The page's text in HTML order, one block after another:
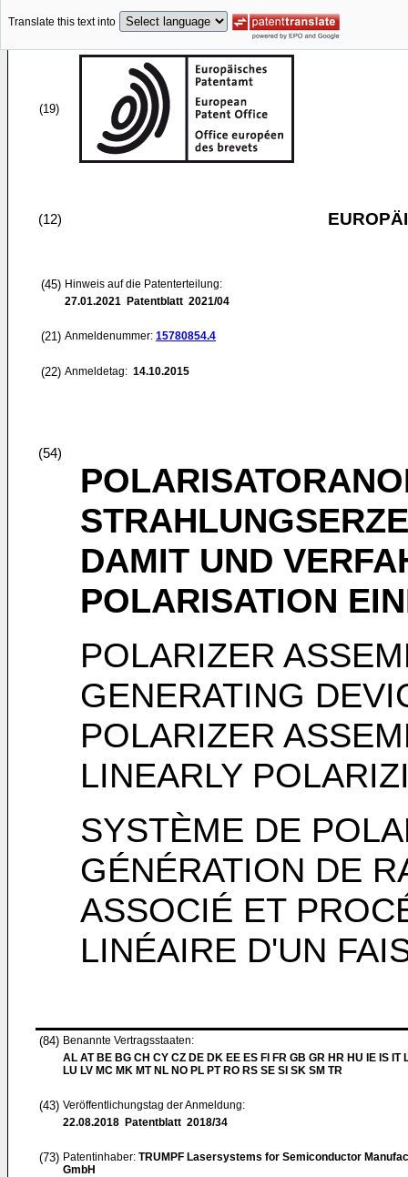
Translate this text into
(19)
(12)
(45) Hinweis auf die Patenterteilung:
27.01.2021 Patentblatt 2021/04
(21) Anmeldenummer: 15780854.4
(22) Anmeldetag: 14.10.2015
(54)
DAMIT UND
POLARISATION
POLARIZER
GENERATING
POLARIZER
LINEARLY
SYSTÈME DE
GÉNÉRATION DE
ASSOCIÉ ET
LINÉAIRE D'UN
(84) Benannte Vertragsstaaten:
AL AT BE BG CH CY CZ DE DK EE ES FI FR GB GR HR HU IE IS IT
LU LV MC MK MT NL NO PL PT RO RS SE SI SK SM TR
(43) Veröffentlichungstag der Anmeldung:
22.08.2018 Patentblatt 2018/34
(73) Patentinhaber: TRUMPF Lasersystems for Semiconductor
GmbH